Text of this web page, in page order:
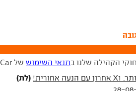
הקהילה שלנו בתנאי השימוש של iCar
(לת)